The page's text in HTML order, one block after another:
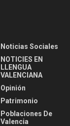
Noticias Sociales
NOTICIES EN
LLENGUA
VALENCIANA
Opinión
Patrimonio
Poblaciones De
Valencia